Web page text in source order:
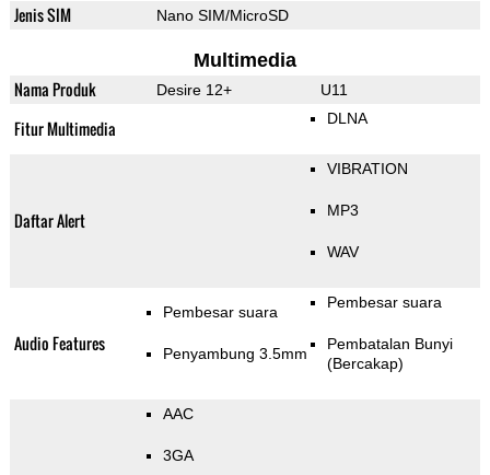
Jenis SIM Nano SIM/MicroSD
Multimedia
Nama Produk Desire 12+ U11
Fitur Multimedia DLNA
Daftar Alert
VIBRATION
MP3
WAV
Audio Features
Pembesar suara
Penyambung 3.5mm
Pembesar suara
Pembatalan Bunyi
(Bercakap)
AAC
3GA